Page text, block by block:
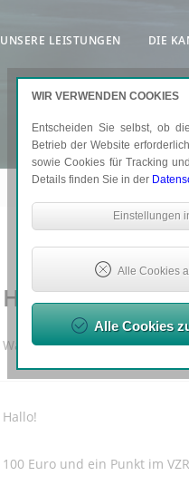
WIR VERWENDEN COOKIES
Entscheiden Sie selbst, ob
Betrieb der Website
sowie Cookies für Tracking
Details finden Sie in der
Notwendige Cookies
Erforderlich: Consent-
Tracking- und
Sind erforderlich, um
hin zu optimieren.
Angebotes
von Google Maps zu
Einstellungen
Alle Cookies
Alle Cookies
UNSERE LEISTUNGEN DIE
Handy am
Was kommt auf mich zu bei
Hallo!
100 Euro und ein Punkt im